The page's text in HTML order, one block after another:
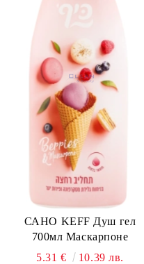
САНО KEFF Душ гел
700мл Маскарпоне
5.31 €
10.39 лв.